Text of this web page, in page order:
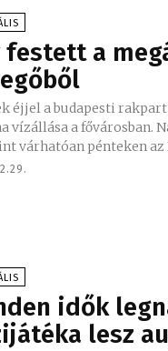
festett a
éjjel a budapesti
a fővárosban. Nagybajcsnál nagyon lassú az apadás, a
várhatóan pénteken az
idők
lesz